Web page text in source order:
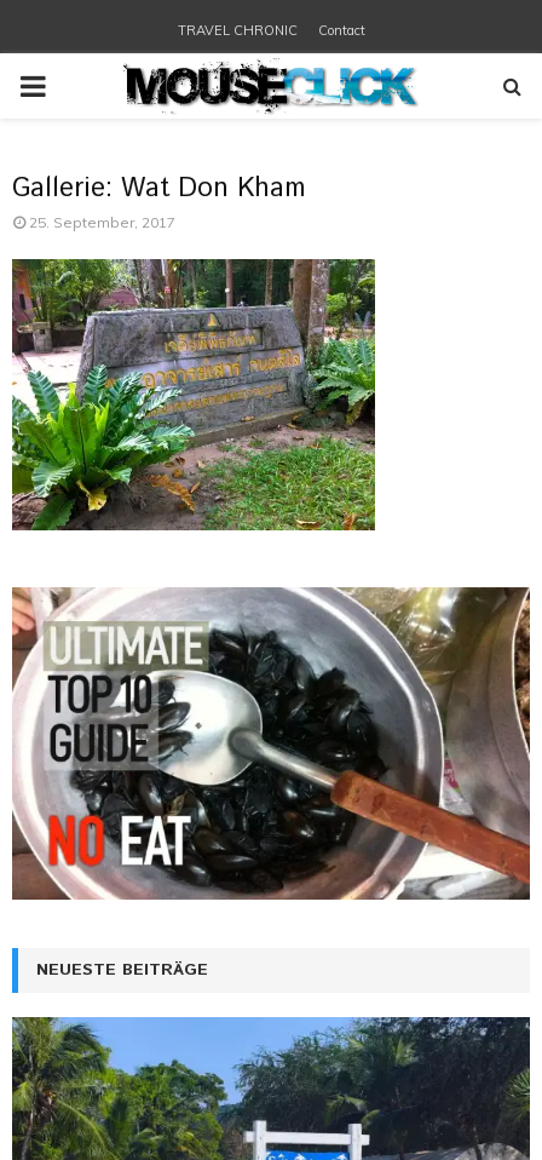
TRAVEL CHRONIC Contact
PRIMARY
Gallerie: Wat Don Kham
25. September, 2017
NEUESTE BEITRÄGE